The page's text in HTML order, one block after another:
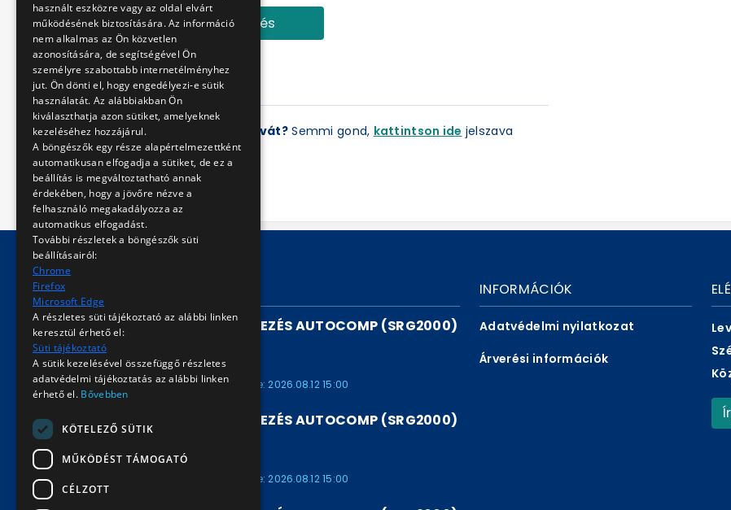
Bejelentkezés
Elfelejtette a jelszavát? Semmi gond, kattintson ide jelszava
helyreállításához.
UTASSZÁMLÁLÓ BERENDEZÉS AUTOCOMP (SRG2000)
/ARV2026901658
ARV2026901658
Kezdete: 2026.07.30 15:00
Vége: 2026.08.12 15:00
UTASSZÁMLÁLÓ BERENDEZÉS AUTOCOMP (SRG2000)
ARV2026901657
Vége: 2026.08.12 15:00
INFORMÁCIÓK
Adatvédelmi nyilatkozat
Árverési információk
használt eszközre vagy az oldal elvárt
működésének biztosítására. Az információ
nem alkalmas az Ön közvetlen
azonosítására, de segítségével Ön
személyre szabottabb internetélményhez
jut. Ön dönti el, hogy engedélyezi-e sütik
használatát. Az alábbiakban Ön
kiválaszthatja azon sütiket, amelyeknek
kezeléséhez hozzájárul.
A böngészők egy része alapértelmezettként
automatikusan elfogadja a sütiket, de ez a
beállítás is megváltoztatható annak
érdekében, hogy a jövőre nézve a
felhasználó megakadályozza az
automatikus elfogadást.
További részletek a böngészők süti
beállításairól:
Chrome
Firefox
Microsoft Edge
A részletes süti tájékoztató az alábbi linken
keresztül érhető el:
Süti tájékoztató
A sütik kezelésével összefüggő részletes
adatvédelmi tájékoztatás az alábbi linken
érhető el. Bővebben
KÖTELEZŐ SÜTIK
MŰKÖDÉST TÁMOGATÓ
CÉLZOTT